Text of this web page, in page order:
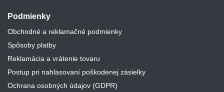
Podmienky
Obchodné a reklamačné podmienky
Spôsoby platby
Reklamácia a vrátenie tovaru
Postup pri nahlasovaní poškodenej zásielky
Ochrana osobných údajov (GDPR)